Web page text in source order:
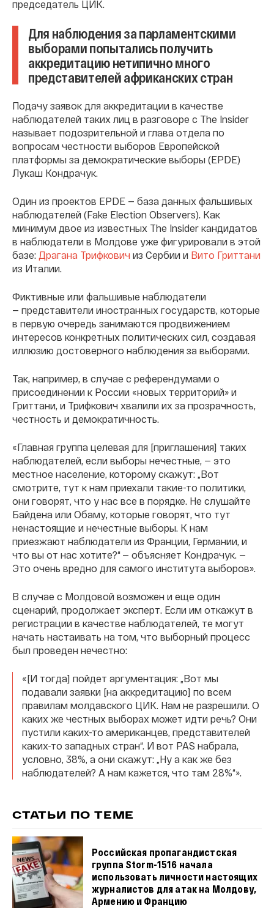
председатель ЦИК.
Для наблюдения за парламентскими
выборами попытались получить
аккредитацию нетипично много
представителей африканских стран
Подачу заявок для аккредитации в качестве
наблюдателей таких лиц в разговоре с The Insider
называет подозрительной и глава отдела по
вопросам честности выборов Европейской
платформы за демократические выборы (EPDE)
Лукаш Кондрачук.
Один из проектов EPDE — база данных фальшивых
наблюдателей (Fake Election Observers). Как
минимум двое из известных The Insider кандидатов
в наблюдатели в Молдове уже фигурировали в этой
базе: Драгана Трифкович из Сербии и Вито Гриттани
из Италии.
Фиктивные или фальшивые наблюдатели
— представители иностранных государств, которые
в первую очередь занимаются продвижением
интересов конкретных политических сил, создавая
иллюзию достоверного наблюдения за выборами.
Так, например, в случае с референдумами о
присоединении к России «новых территорий» и
Гриттани, и Трифкович хвалили их за прозрачность,
честность и демократичность.
«Главная группа целевая для [приглашения] таких
наблюдателей, если выборы нечестные, — это
местное население, которому скажут: „Вот
смотрите, тут к нам приехали такие-то политики,
они говорят, что у нас все в порядке. Не слушайте
Байдена или Обаму, которые говорят, что тут
ненастоящие и нечестные выборы. К нам
приезжают наблюдатели из Франции, Германии, и
что вы от нас хотите?“ — объясняет Кондрачук. —
Это очень вредно для самого института выборов».
В случае с Молдовой возможен и еще один
сценарий, продолжает эксперт. Если им откажут в
регистрации в качестве наблюдателей, те могут
начать настаивать на том, что выборный процесс
был проведен нечестно:
«[И тогда] пойдет аргументация: „Вот мы
подавали заявки [на аккредитацию] по всем
правилам молдавского ЦИК. Нам не разрешили. О
каких же честных выборах может идти речь? Они
пустили каких-то американцев, представителей
каких-то западных стран“. И вот PAS набрала,
условно, 38%, а они скажут: „Ну а как же без
наблюдателей? А нам кажется, что там 28%“».
СТАТЬИ ПО ТЕМЕ
Российская пропагандистская
группа Storm-1516 начала
использовать личности настоящих
журналистов для атак на Молдову,
Армению и Францию